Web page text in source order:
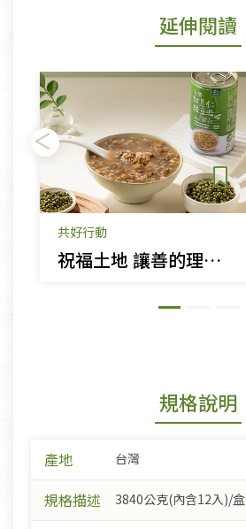
延伸閱讀
共好行動
祝福土地 讓善的理念循環
規格說明
產地 台灣
規格描述 3840公克(內含12入)/盒